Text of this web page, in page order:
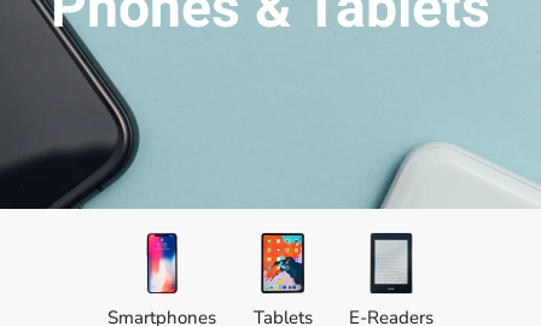
Smart­phones Tablets E-Readers